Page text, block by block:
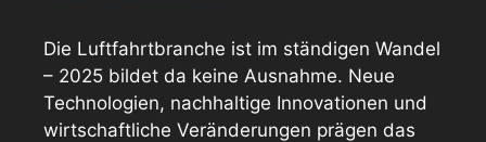
Die Luftfahrtbranche ist im ständigen Wandel
– 2025 bildet da keine Ausnahme. Neue
Technologien, nachhaltige Innovationen und
wirtschaftliche Veränderungen prägen das